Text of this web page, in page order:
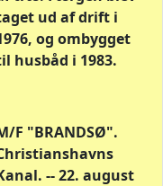
ud af drift i
og ombygget
husbåd i 1983.
F "BRANDSØ".
-- 22. august